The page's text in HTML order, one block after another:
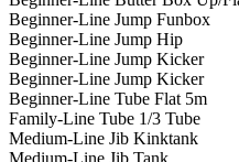
Beginner-Line Jump Funbox
Beginner-Line Jump Hip
Beginner-Line Jump Kicker
Beginner-Line Jump Kicker
Beginner-Line Tube Flat 5m
Family-Line Tube 1/3 Tube
Medium-Line Jib Kinktank
Medium-Line Jib Tank